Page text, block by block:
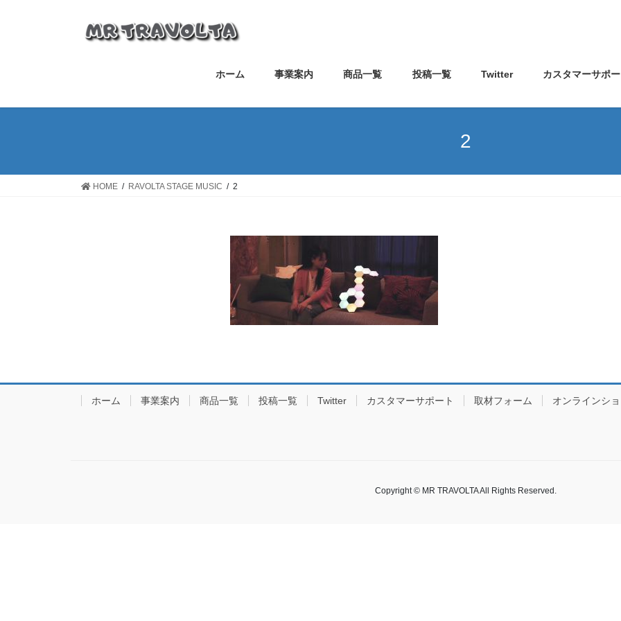
ホーム 事業案内 商品一覧 投稿一覧 Twitter カスタマーサポ
2
HOME RAVOLTA STAGE MUSIC 2
ホーム 事業案内 商品一覧 投稿一覧 Twitter カスタマーサポート 取材フォーム オンラインシ
Copyright © MR TRAVOLTA All Rights Reserved.